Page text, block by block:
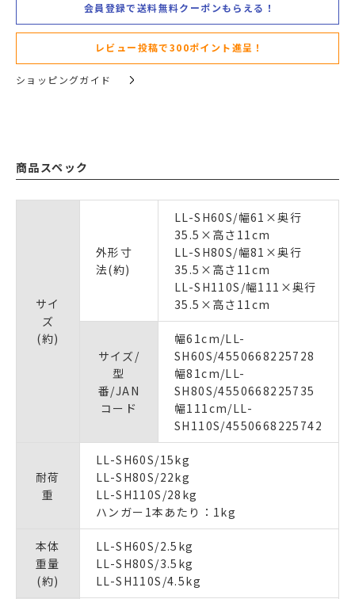
会員登録で送料無料クーポンもらえる！
レビュー投稿で300ポイント進呈！
ショッピングガイド
商品スペック
サイ
ズ
(約)
外形寸
法(約)
LL-SH60S/幅61×奥行
35.5×高さ11cm
LL-SH80S/幅81×奥行
35.5×高さ11cm
LL-SH110S/幅111×奥行
35.5×高さ11cm
サイズ/
型
番/JAN
コード
幅61cm/LL-
SH60S/4550668225728
幅81cm/LL-
SH80S/4550668225735
幅111cm/LL-
SH110S/4550668225742
耐荷
重
LL-SH60S/15kg
LL-SH80S/22kg
LL-SH110S/28kg
ハンガー1本あたり：1kg
本体
重量
(約)
LL-SH60S/2.5kg
LL-SH80S/3.5kg
LL-SH110S/4.5kg